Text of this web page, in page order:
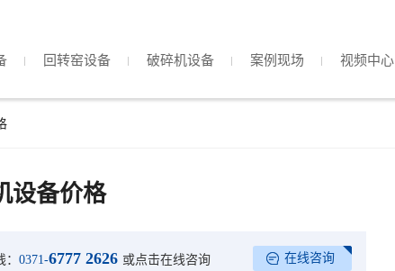
回转窑设备 破碎机设备 案例现场 视频中心
设备价格
0371-6777 2626 或点击在线咨询 在线咨询